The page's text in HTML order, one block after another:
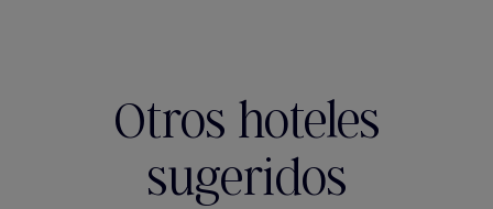
Otros hoteles
sugeridos